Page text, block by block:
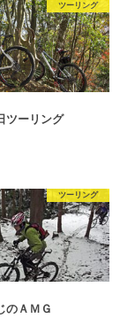
ツーリング
ツーリング
ツーリング
のＡＭＧ